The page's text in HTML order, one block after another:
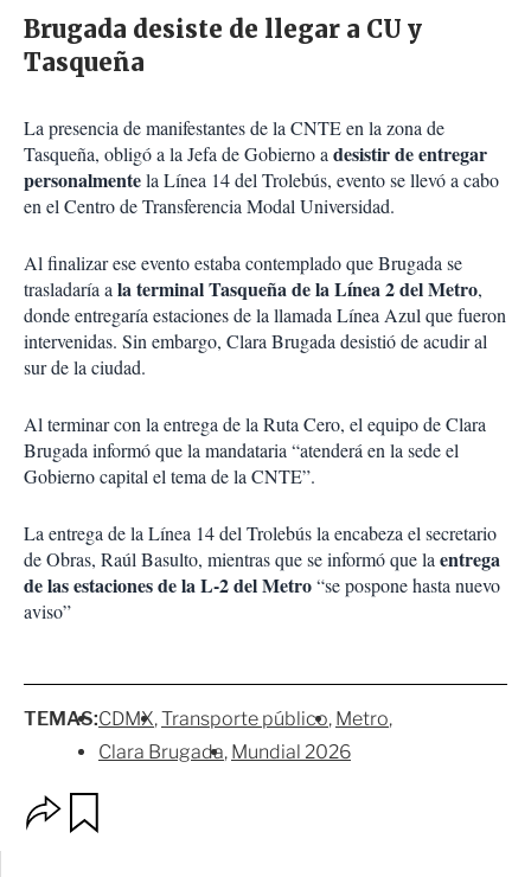
Brugada desiste de llegar a CU y
Tasqueña
La presencia de manifestantes de la CNTE en la zona de
Tasqueña, obligó a la Jefa de Gobierno adesistir de entregar
personalmentela Línea 14 del Trolebús, evento se llevó a cabo
en el Centro de Transferencia Modal Universidad.
Al finalizar ese evento estaba contemplado que Brugada se
trasladaría ala terminal Tasqueña de la Línea 2 del Metro,
donde entregaría estaciones de la llamada Línea Azul que fueron
intervenidas. Sin embargo, Clara Brugada desistió de acudir al
sur de la ciudad.
Al terminar con la entrega de la Ruta Cero, el equipo de Clara
Brugada informó que la mandataria “atenderá en la sede el
Gobierno capital el tema de la CNTE”.
La entrega de la Línea 14 del Trolebús la encabeza el secretario
de Obras, Raúl Basulto, mientras que se informó que laentrega
de las estaciones de la L-2 del Metro“se pospone hasta nuevo
aviso”
TEMAS:CDMX Transporte público Metro
Clara Brugada Mundial 2026